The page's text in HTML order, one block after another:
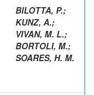
BILOTTA, P.;
KUNZ, A.;
VIVAN, M. L.;
BORTOLI, M.;
SOARES, H. M.